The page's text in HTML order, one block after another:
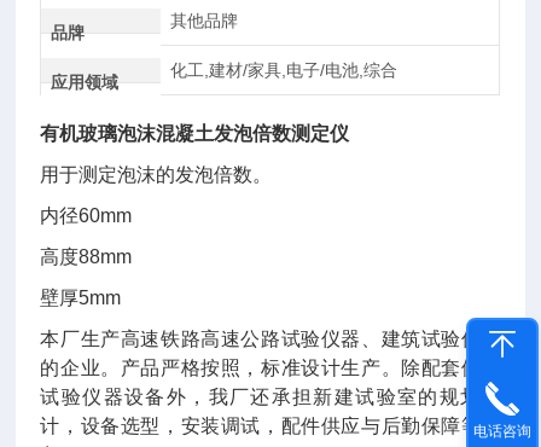
品牌
其他品牌
应用领域
化工,建材/家具,电子/电池,综合
有机玻璃泡沫混凝土发泡倍数测定仪
用于测定泡沫的发泡倍数。
内径60mm
高度88mm
壁厚5mm
本厂生产高速铁路高速公路试验仪器、建筑试验仪器
的企业。产品严格按照，标准设计生产。除配套供应
试验仪器设备外，我厂还承担新建试验室的规划设
计，设备选型，安装调试，配件供应与后勤保障等业电话咨询